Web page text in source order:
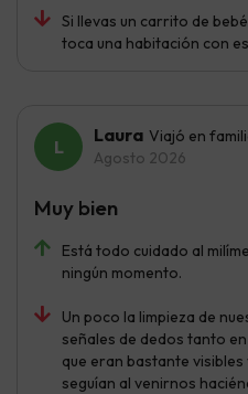
Si llevas un carrito de
toca una habitación con
Laura Viajó en
Agosto 2026
Está todo cuidado al
ningún momento.
Un poco la limpieza de
señales de dedos tanto
que eran bastante
seguían al venirnos
Muy bien